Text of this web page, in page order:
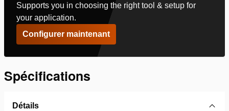
Supports you in choosing the right tool & setup for
your application.
Configurer maintenant
Spécifications
Détails